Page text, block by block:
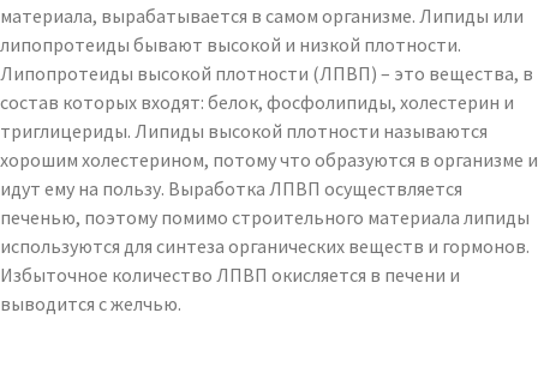
материала, вырабатывается в самом организме. Липиды или
липопротеиды бывают высокой и низкой плотности.
Липопротеиды высокой плотности (ЛПВП) – это вещества, в
состав которых входят: белок, фосфолипиды, холестерин и
триглицериды. Липиды высокой плотности называются
хорошим холестерином, потому что образуются в организме и
идут ему на пользу. Выработка ЛПВП осуществляется
печенью, поэтому помимо строительного материала липиды
используются для синтеза органических веществ и гормонов.
Избыточное количество ЛПВП окисляется в печени и
выводится с желчью.